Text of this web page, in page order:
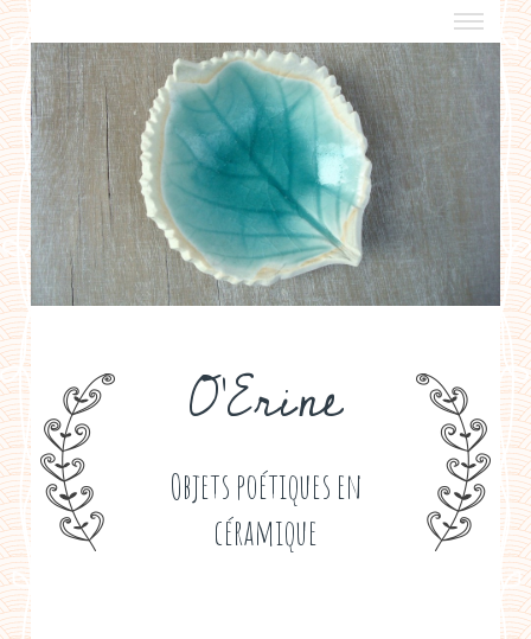
O'Erine
Objets poétiques en
céramique
a propos
boutiques de créateurs
contact
politique de confidentialité